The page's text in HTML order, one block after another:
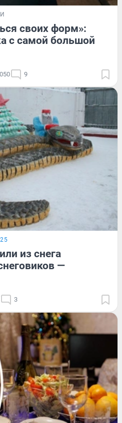
своих форм»:
с самой большой
9
из снега
—
3